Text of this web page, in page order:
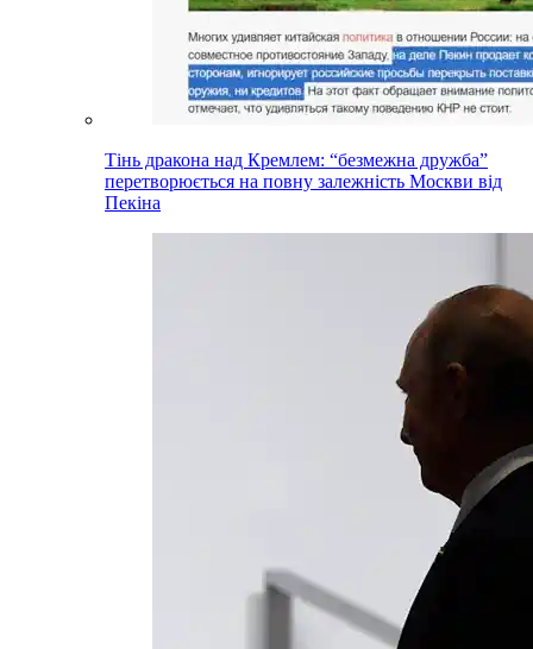
Тінь дракона над Кремлем: “безмежна дружба”
перетворюється на повну залежність Москви від
Пекіна